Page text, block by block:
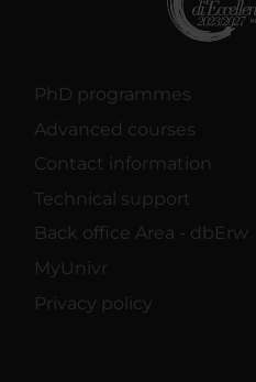
PhD programmes
Advanced courses
Contact information
Technical support
Back office Area - dbErw
MyUnivr
Privacy policy